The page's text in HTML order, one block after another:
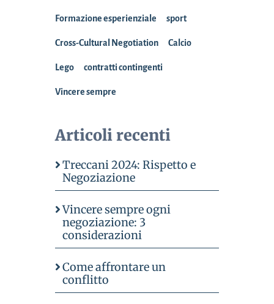
Formazione esperienziale sport
Cross-Cultural Negotiation Calcio
Lego contratti contingenti
Vincere sempre
Articoli recenti
Treccani 2024: Rispetto e
Negoziazione
Vincere sempre ogni
negoziazione: 3
considerazioni
Come affrontare un
conflitto